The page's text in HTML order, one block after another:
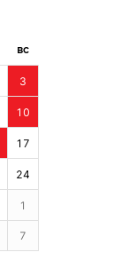
вс
3
10
17
24
1
7